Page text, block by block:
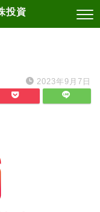
投資
2023年9月7日